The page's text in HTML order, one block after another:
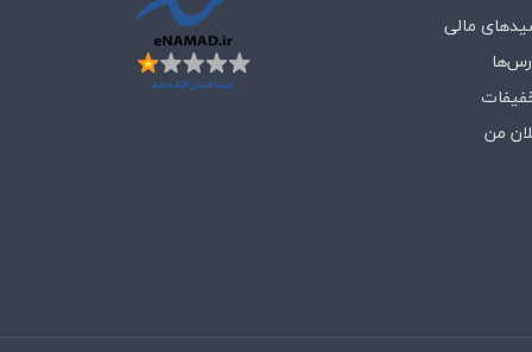
مالی
من